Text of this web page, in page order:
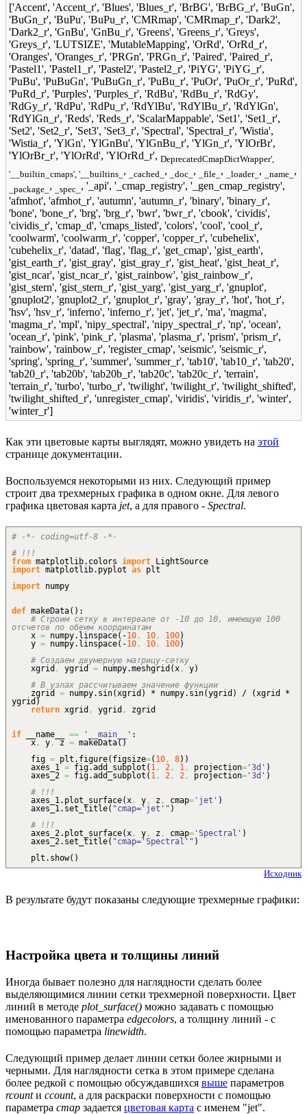
['Accent', 'Accent_r', 'Blues', 'Blues_r', 'BrBG', 'BrBG_r', 'BuGn',
'BuGn_r', 'BuPu', 'BuPu_r', 'CMRmap', 'CMRmap_r', 'Dark2',
'Dark2_r', 'GnBu', 'GnBu_r', 'Greens', 'Greens_r', 'Greys',
'Greys_r', 'LUTSIZE', 'MutableMapping', 'OrRd', 'OrRd_r',
'Oranges', 'Oranges_r', 'PRGn', 'PRGn_r', 'Paired', 'Paired_r',
'Pastel1', 'Pastel1_r', 'Pastel2', 'Pastel2_r', 'PiYG', 'PiYG_r',
'PuBu', 'PuBuGn', 'PuBuGn_r', 'PuBu_r', 'PuOr', 'PuOr_r', 'PuRd',
'PuRd_r', 'Purples', 'Purples_r', 'RdBu', 'RdBu_r', 'RdGy',
'RdGy_r', 'RdPu', 'RdPu_r', 'RdYlBu', 'RdYlBu_r', 'RdYlGn',
'RdYlGn_r', 'Reds', 'Reds_r', 'ScalarMappable', 'Set1', 'Set1_r',
'Set2', 'Set2_r', 'Set3', 'Set3_r', 'Spectral', 'Spectral_r', 'Wistia',
'Wistia_r', 'YlGn', 'YlGnBu', 'YlGnBu_r', 'YlGn_r', 'YlOrBr',
'YlOrBr_r', 'YlOrRd', 'YlOrRd_r', DeprecatedCmapDictWrapper',
'__builtin_cmaps', '__builtins_ , _cached_ , _doc_ , _file_ , _loader_ , _name_ ,
_package_ , _spec_ , '_api', '_cmap_registry', '_gen_cmap_registry',
'afmhot', 'afmhot_r', 'autumn', 'autumn_r', 'binary', 'binary_r',
'bone', 'bone_r', 'brg', 'brg_r', 'bwr', 'bwr_r', 'cbook', 'cividis',
'cividis_r', 'cmap_d', 'cmaps_listed', 'colors', 'cool', 'cool_r',
'coolwarm', 'coolwarm_r', 'copper', 'copper_r', 'cubehelix',
'cubehelix_r', 'datad', 'flag', 'flag_r', 'get_cmap', 'gist_earth',
'gist_earth_r', 'gist_gray', 'gist_gray_r', 'gist_heat', 'gist_heat_r',
'gist_ncar', 'gist_ncar_r', 'gist_rainbow', 'gist_rainbow_r',
'gist_stern', 'gist_stern_r', 'gist_yarg', 'gist_yarg_r', 'gnuplot',
'gnuplot2', 'gnuplot2_r', 'gnuplot_r', 'gray', 'gray_r', 'hot', 'hot_r',
'hsv', 'hsv_r', 'inferno', 'inferno_r', 'jet', 'jet_r', 'ma', 'magma',
'magma_r', 'mpl', 'nipy_spectral', 'nipy_spectral_r', 'np', 'ocean',
'ocean_r', 'pink', 'pink_r', 'plasma', 'plasma_r', 'prism', 'prism_r',
'rainbow', 'rainbow_r', 'register_cmap', 'seismic', 'seismic_r',
'spring', 'spring_r', 'summer', 'summer_r', 'tab10', 'tab10_r', 'tab20',
'tab20_r', 'tab20b', 'tab20b_r', 'tab20c', 'tab20c_r', 'terrain',
'terrain_r', 'turbo', 'turbo_r', 'twilight', 'twilight_r', 'twilight_shifted',
'twilight_shifted_r', 'unregister_cmap', 'viridis', 'viridis_r', 'winter',
'winter_r']
Как эти цветовые карты выглядят, можно увидеть на этой
странице документации.
Воспользуемся некоторыми из них. Следующий пример
строит два трехмерных графика в одном окне. Для левого
графика цветовая карта jet, а для правого - Spectral.
# -*- coding=utf-8 -*-
# !!!
from matplotlib. colors import LightSource
import matplotlib. pyplot as plt
import numpy
def makeData( ) :
# Строим сетку в интервале от -10 до 10, имеющую 100
отсчетов по обеим координатам
x = numpy. linspace( -10, 10, 100)
y = numpy. linspace( -10, 10, 100)
# Создаем двумерную матрицу-сетку
xgrid , ygrid = numpy.meshgrid (x, y)
# В узлах рассчитываем значение функции
zgrid = numpy. sin(xgrid ) * numpy. sin(ygrid ) / (xgrid *
ygrid )
return xgrid , ygrid , zgrid
if __name__ == '__main__' :
x, y, z = makeData( )
fig = plt. figure( figsize=( 10, 8) )
axes_1 = fig.add_subplot ( 1, 2, 1, projection= '3d' )
axes_2 = fig.add_subplot ( 1, 2, 2, projection= '3d' )
# !!!
axes_1. plot_surface(x, y, z , cmap= 'jet' )
axes_1. set_title( "cmap='jet'" )
# !!!
axes_2. plot_surface(x, y, z , cmap= 'Spectral' )
axes_2. set_title( "cmap='Spectral'" )
plt. show( )
Исходник
В результате будут показаны следующие трехмерные графики:
Настройка цвета и толщины линий
Иногда бывает полезно для наглядности сделать более
выделяющимися линии сетки трехмерной поверхности. Цвет
линий в методе plot_surface() можно задавать с помощью
именованного параметра edgecolors, а толщину линий - с
помощью параметра linewidth.
Следующий пример делает линии сетки более жирными и
черными. Для наглядности сетка в этом примере сделана
более редкой с помощью обсуждавшихся выше параметров
rcountи ccount, а для раскраски поверхности с помощью
параметра cmap задается цветовая карта с именем "jet".